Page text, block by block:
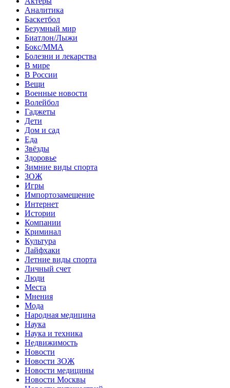
Аналитика
Баскетбол
Безумный мир
Биатлон/Лыжи
Бокс/MMA
Болезни и лекарства
В мире
В России
Вещи
Военные новости
Волейбол
Гаджеты
Дети
Дом и сад
Еда
Звёзды
Здоровье
Зимние виды спорта
ЗОЖ
Игры
Импортозамещение
Интернет
Истории
Компании
Криминал
Культура
Лайфхаки
Летние виды спорта
Личный счет
Люди
Места
Мнения
Мода
Народная медицина
Наука
Наука и техника
Недвижимость
Новости
Новости ЗОЖ
Новости медицины
Новости Москвы